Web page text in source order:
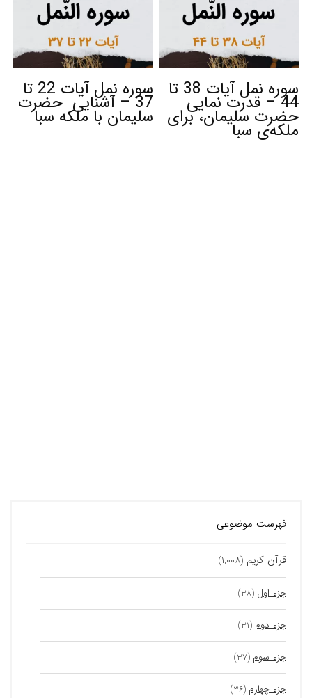
سوره نمل آیات 38 تا
44 – قدرت نمایی
حضرت سلیمان، برای
ملکه‌ی سبا
سوره نمل آیات 22 تا
37 – آشنایی حضرت
سلیمان با ملکه سبا
فهرست موضوعی
قرآن کریم (۱,۰۰۸)
جزء اول (۳۸)
جزء دوم (۳۱)
جزء سوم (۳۷)
جزء چهارم (۳۶)